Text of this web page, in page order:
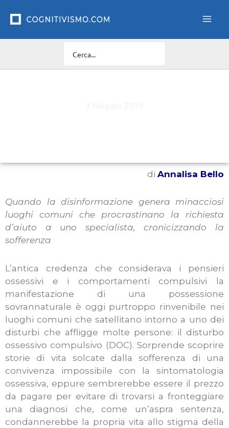
di Annalisa Bello
Quando la disinformazione genera minacciosi
luoghi comuni che procrastinano la richiesta
d’aiuto a uno specialista, cronicizzando la
sofferenza
L’antica credenza che considerava i pensieri
ossessivi e i comportamenti compulsivi la
manifestazione di una possessione
sovrannaturale è oggi purtroppo rinvenibile nei
luoghi comuni che satellitano intorno a uno dei
disturbi che affligge molte persone: il disturbo
ossessivo compulsivo (DOC). Sorprende scoprire
storie di vita solcate dalla sofferenza di una
convivenza impossibile con la sintomatologia
ossessiva, eppure sembrerebbe essere il prezzo
da pagare per evitare di trovarsi a fronteggiare
una diagnosi che, come un’aspra sentenza,
condannerebbe la propria vita allo stigma della